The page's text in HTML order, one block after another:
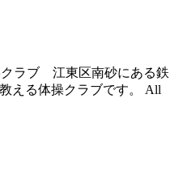
クラブ 江東区南砂にある鉄
える体操クラブです。 All